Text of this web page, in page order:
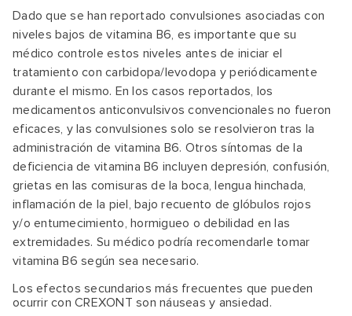
Dado que se han reportado convulsiones asociadas con
niveles bajos de vitamina B6, es importante que su
médico controle estos niveles antes de iniciar el
tratamiento con carbidopa/levodopa y periódicamente
durante el mismo. En los casos reportados, los
medicamentos anticonvulsivos convencionales no fueron
eficaces, y las convulsiones solo se resolvieron tras la
administración de vitamina B6. Otros síntomas de la
deficiencia de vitamina B6 incluyen depresión, confusión,
grietas en las comisuras de la boca, lengua hinchada,
inflamación de la piel, bajo recuento de glóbulos rojos
y/o entumecimiento, hormigueo o debilidad en las
extremidades. Su médico podría recomendarle tomar
vitamina B6 según sea necesario.
Los efectos secundarios más frecuentes que pueden
ocurrir con CREXONT son náuseas y ansiedad.